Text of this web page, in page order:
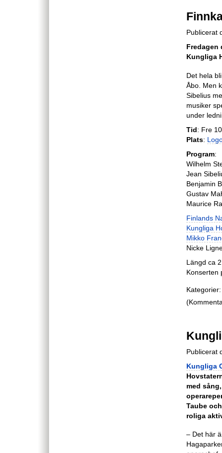
Publicerat
Fredagen
Kungliga
Det hela
Åbo. Men
Sibelius
musiker
under
Tid: Fre
Plats:
Program:
Wilhelm
Jean
Benjamin
Gustav
Maurice
Finlands
Kungliga
Mikko
Nicke
Längd ca
Konserten
Kategorier:
Publicerat
Kungliga
med
Taube
roliga
– Det här